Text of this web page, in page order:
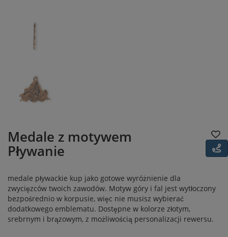
Medale z motywem
Pływanie
medale pływackie kup jako gotowe wyróżnienie dla
zwycięzców twoich zawodów. Motyw góry i fal jest wytłoczony
bezpośrednio w korpusie, więc nie musisz wybierać
dodatkowego emblematu. Dostępne w kolorze złotym,
srebrnym i brązowym, z możliwością personalizacji rewersu.